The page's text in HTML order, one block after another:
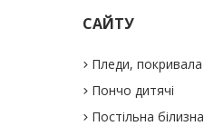
САЙТУ
Пледи, покривала
Пончо дитячі
Постільна білизна